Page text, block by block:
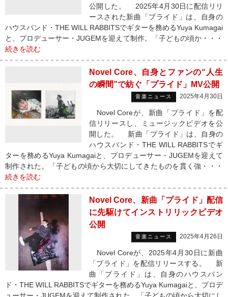
公開した。 2025年4月30日に配信リリ
ースされた新曲「プライド」は、自身の
ハウスバンド・THE WILL RABBITSでギターを務めるYuya Kumagai
と、プロデューサー・JUGEMを迎えて制作。「子どもの頃か・・・
続きを読む
Novel Core、自身とファンの“人生
の瞬間”で紡ぐ「プライド」MV公開
音楽ニュース 2025年4月30日
Novel Coreが、新曲「プライド」を配
信リリースし、ミュージックビデオを公
開した。 新曲「プライド」は、自身の
ハウスバンド・THE WILL RABBITSでギ
ターを務めるYuya Kumagaiと、プロデューサー・JUGEMを迎えて
制作された。「子どもの頃から大切にしてきたものを貫く強・・・
続きを読む
Novel Core、新曲「プライド」配信
に先駆けてインストリリックビデオ
公開
音楽ニュース 2025年4月26日
Novel Coreが、2025年4月30日に新曲
「プライド」を配信リリースする。 新
曲「プライド」は、自身のハウスバン
ド・THE WILL RABBITSでギターを務めるYuya Kumagaiと、プロデ